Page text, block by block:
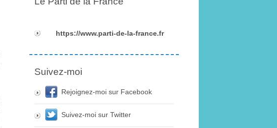
https://www.parti-de-la-france.fr
Suivez-moi
Rejoignez-moi sur Facebook
Suivez-moi sur Twitter